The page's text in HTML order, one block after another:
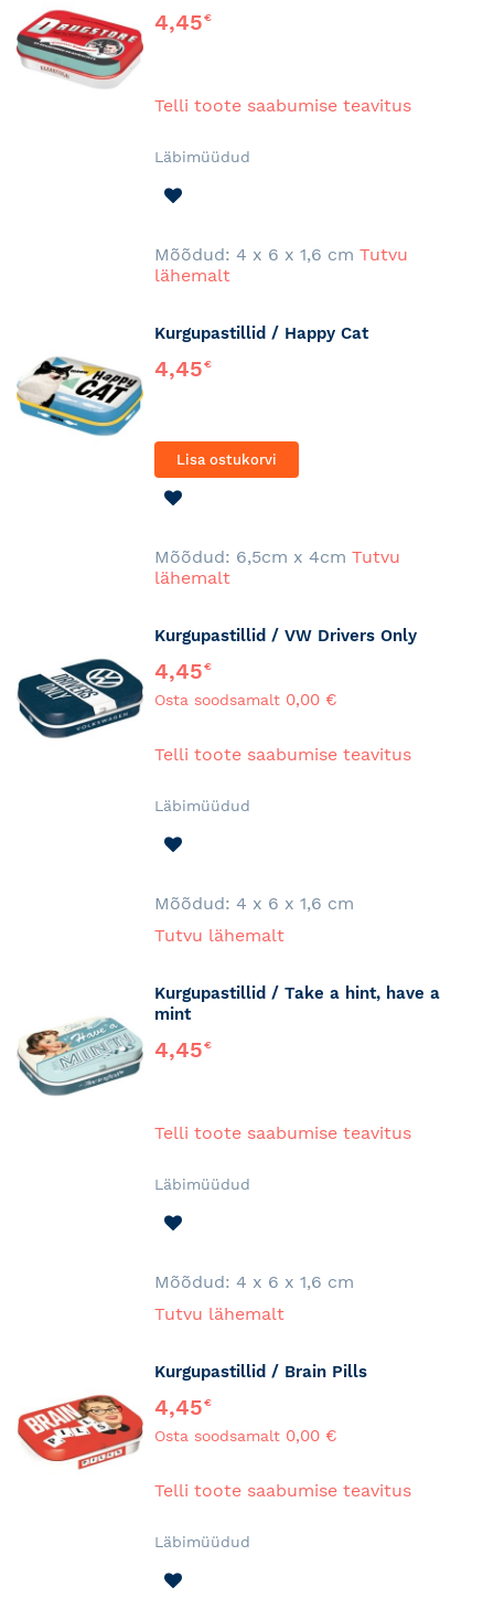
4,45€
Telli toote saabumise teavitus
Läbimüüdud
Mõõdud: 4 x 6 x 1,6 cm Tutvu
lähemalt
Kurgupastillid / Happy Cat
4,45€
Lisa ostukorvi
Mõõdud: 6,5cm x 4cm Tutvu
lähemalt
Kurgupastillid / VW Drivers Only
4,45€
Osta soodsamalt 0,00 €
Telli toote saabumise teavitus
Läbimüüdud
Mõõdud: 4 x 6 x 1,6 cm
Tutvu lähemalt
Kurgupastillid / Take a hint, have a
mint
4,45€
Telli toote saabumise teavitus
Läbimüüdud
Mõõdud: 4 x 6 x 1,6 cm
Tutvu lähemalt
Kurgupastillid / Brain Pills
4,45€
Osta soodsamalt 0,00 €
Telli toote saabumise teavitus
Läbimüüdud